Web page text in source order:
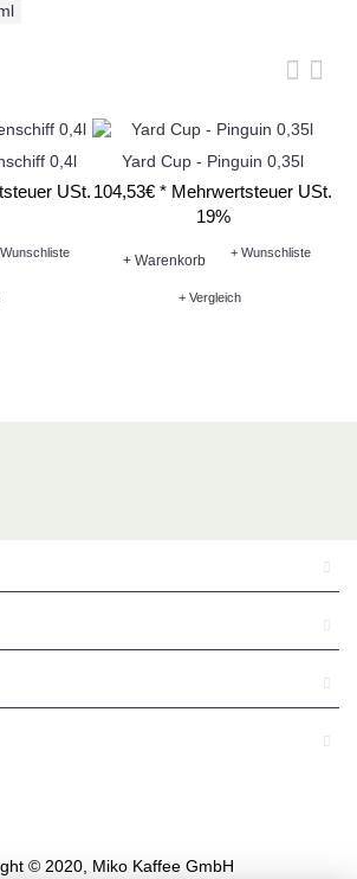
0,4l
USt.
Yard Cup - Pinguin 0,35l
104,53€ * Mehrwertsteuer USt.
19%
+ Warenkorb + Wunschliste
+ Vergleich
© 2020, Miko Kaffee GmbH